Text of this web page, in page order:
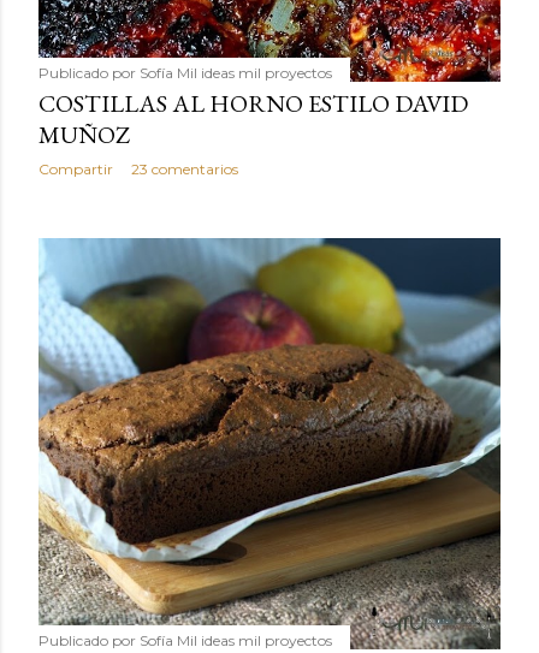
Publicado por Sofía Mil ideas mil proyectos
COSTILLAS AL HORNO ESTILO DAVID
MUÑOZ
Compartir 23 comentarios
Publicado por Sofía Mil ideas mil proyectos